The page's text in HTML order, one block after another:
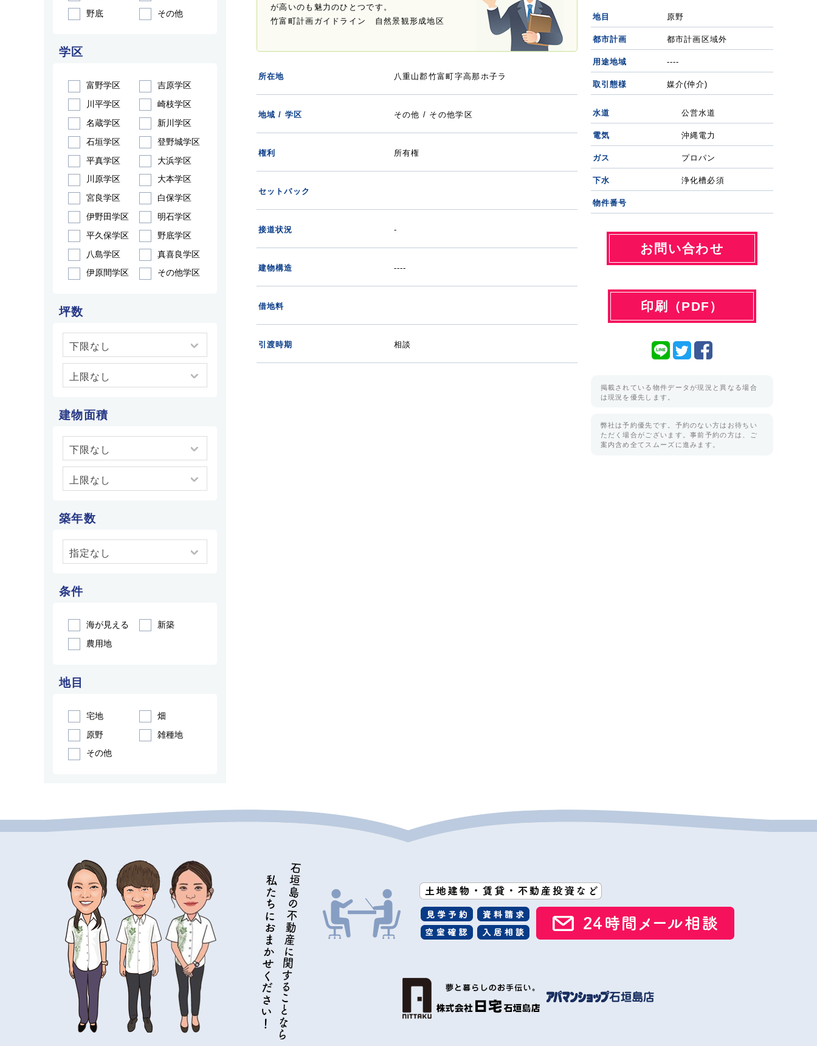
が高いのも魅力のひとつです。
竹富町計画ガイドライン 自然景観形成地区
所在地 八重山郡竹富町字高那ホ子ラ
地域 / 学区 その他 / その他学区
権利 所有権
セットバック
接道状況 -
建物構造 ----
借地料
引渡時期 相談
地目 原野
都市計画 都市計画区域外
用途地域 ----
取引態様 媒介(仲介)
水道 公営水道
電気 沖縄電力
ガス プロパン
下水 浄化槽必須
物件番号
お問い合わせ
印刷（PDF）
掲載されている物件データが現況と異なる場合
は現況を優先します。
弊社は予約優先です。予約のない方はお待ちい
ただく場合がございます。事前予約の方は、ご
案内含め全てスムーズに進みます。
野底
その他
学区
富野学区
吉原学区
川平学区
崎枝学区
名蔵学区
新川学区
石垣学区
登野城学区
平真学区
大浜学区
川原学区
大本学区
宮良学区
白保学区
伊野田学区
明石学区
平久保学区
野底学区
八島学区
真喜良学区
伊原間学区
その他学区
坪数
建物面積
築年数
条件
海が見える
新築
農用地
地目
宅地
畑
原野
雑種地
その他